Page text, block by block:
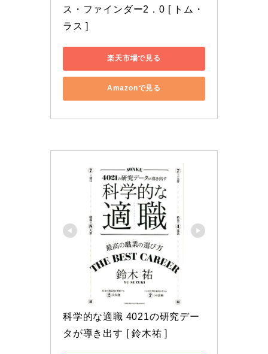
ス・ファインダー2．0 [ トム・
ラス ]
楽天市場で見る
Amazonで見る
科学的な適職 4021の研究デー
タが導き出す [ 鈴木祐 ]